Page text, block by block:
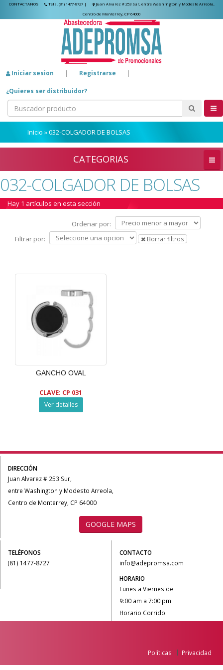
CONTACTANOS Tels. (81) 1477-8727 |
Juan Alvarez # 253 Sur, entre Washington y Modesto Arreola,
Centro de Monterrey, CP 64000
Iniciar sesion | Registrarse |
¿Quieres ser distribuidor?
Inicio »032-COLGADOR DE BOLSAS
CATEGORIAS
032-COLGADOR DE BOLSAS
Hay 1 artículos en esta sección
Ordenar por:
Filtrar por:
Borrar filtros
GANCHO OVAL
CLAVE: CP 031
Ver detalles
DIRECCIÓN
Juan Alvarez # 253 Sur,
entre Washington y Modesto Arreola,
Centro de Monterrey, CP 64000
GOOGLE MAPS
TELÉFONOS
(81) 1477-8727
CONTACTO
info@adepromsa.com
HORARIO
Lunes a Viernes de
9:00 am a 7:00 pm
Horario Corrido
Políticas Privacidad